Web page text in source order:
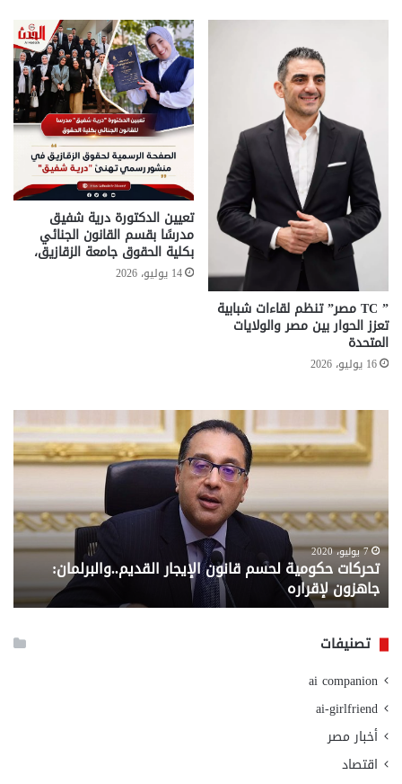
” TC مصر” تنظم لقاءات شبابية
تعزز الحوار بين مصر والولايات
المتحدة
16 يوليو، 2026
تعيين الدكتورة درية شفيق
مدرسًا بقسم القانون الجنائي
بكلية الحقوق جامعة الزقازيق،
14 يوليو، 2026
الإيجار القديم..والبرلمان:
المطلقة
..
إليك
المستندات
المطلوبة
وزارة
الاجتماعي
معاش المطلقة .. إليك
وزارة التضامن الاجتماعي
تصنيفات
ai companion
ai-girlfriend
أخبار مصر
اقتصاد